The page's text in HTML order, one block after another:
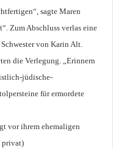
sagte Maren
Zum Abschluss verlas eine
von Karin Alt.
die Verlegung. „Erinnern
jüdische-
für ermordete
vor ihrem ehemaligen
privat)